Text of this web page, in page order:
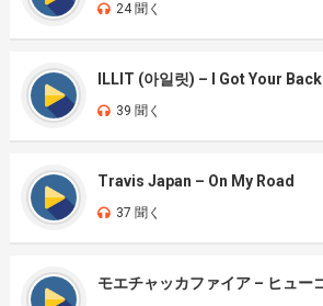
24 聞く
ILLIT (아일릿) – I Got Your Back
39 聞く
Travis Japan – On My Road
37 聞く